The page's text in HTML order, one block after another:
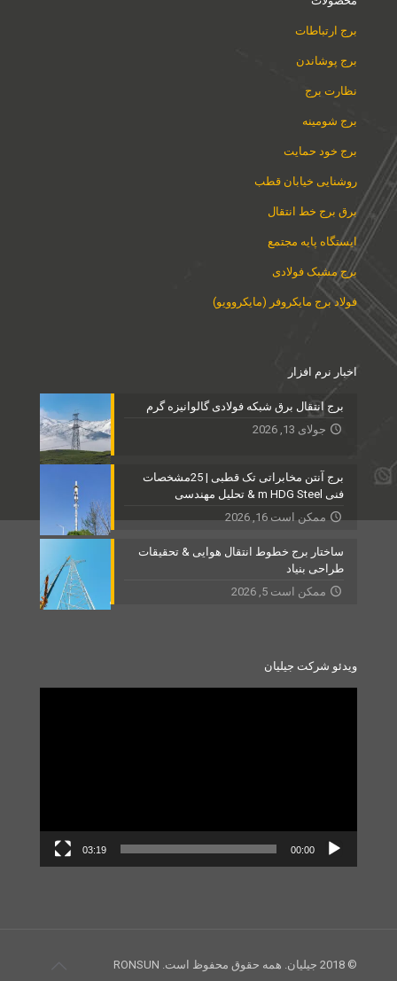
برج ارتباطات
برج پوشاندن
نظارت برج
برج شومینه
برج خود حمایت
روشنایی خیابان قطب
برق برج خط انتقال
ایستگاه پایه مجتمع
برج مشبک فولادی
فولاد برج مایکروفر (مایکروویو)
اخبار نرم افزار
برج انتقال برق شبکه فولادی گالوانیزه گرم
جولای 13, 2026
برج آنتن مخابراتی تک قطبی | 25مشخصات
فنی m HDG Steel & تحلیل مهندسی
ممکن است 16, 2026
ساختار برج خطوط انتقال هوایی & تحقیقات
طراحی بنیاد
ممکن است 5, 2026
ویدئو شرکت جیلیان
00:00
03:19
© 2018 جیلیان. همه حقوق محفوظ است. RONSUN